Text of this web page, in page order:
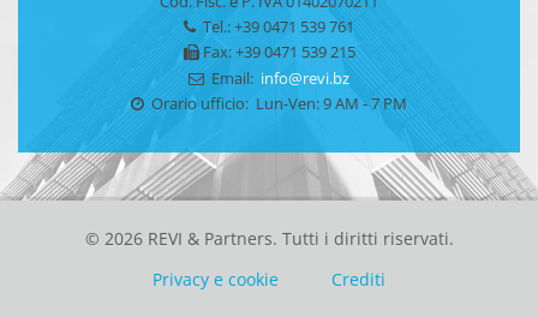
Tel.: +39 0471 539 761
Fax: +39 0471 539 215
Email: info@revi.bz
Orario ufficio: Lun-Ven: 9 AM - 7 PM
© 2026 REVI & Partners. Tutti i diritti riservati.
Privacy e cookie
Crediti